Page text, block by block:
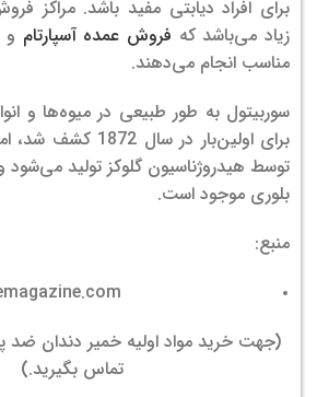
برای افراد دیابتی مفید باشد. مراکز
زیاد می‌باشد که فروش عمده آسپارتام و
مناسب انجام می‌دهند.
سوربیتول به طور طبیعی در میوه‌ها و
برای اولین‌بار در
توسط هیدروژناسیون گلوکز تولید
بلوری موجود است.
منبع:
(جهت خرید مواد اولیه خمیر دندان ضد
تماس بگیرید.)